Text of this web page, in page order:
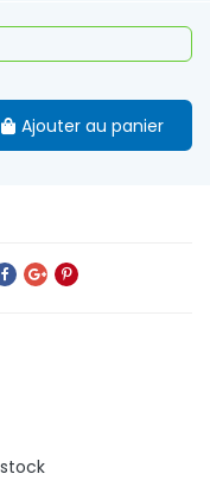
Ajouter au panier